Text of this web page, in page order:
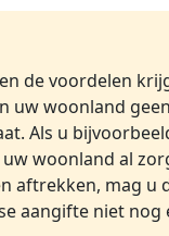
de voordelen
uw woonland
Als u
woonland al
aftrekken, mag u
aangifte niet nog